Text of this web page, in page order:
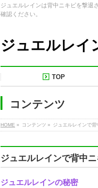
ジュエルレインは背中ニキビを撃退
確認ください。
ジュエルレイ
TOP
コンテンツ
HOME » コンテンツ » ジュエルレインで背
ジュエルレインで背中
ジュエルレインの秘密